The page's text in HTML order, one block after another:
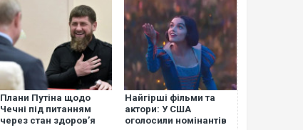
Плани Путіна щодо
Чечні під питанням
через стан здоров’я
Найгірші фільми та
актори: У США
оголосили номінантів